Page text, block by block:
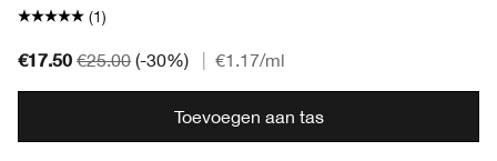
(1)
€17.50 €25.00 (-30%) €1.17/ml
Toevoegen aan tas